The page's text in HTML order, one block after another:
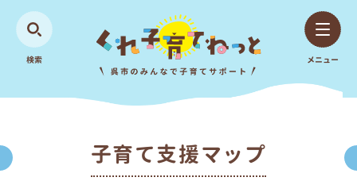
検索 メニュー
子育て支援マップ